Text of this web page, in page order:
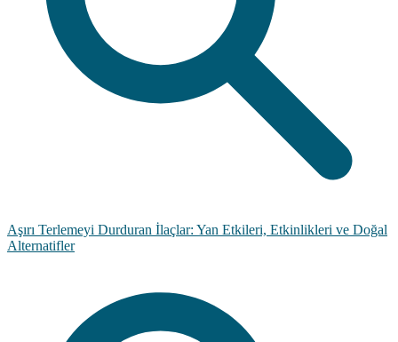
Aşırı Terlemeyi Durduran İlaçlar: Yan Etkileri, Etkinlikleri ve Doğal
Alternatifler